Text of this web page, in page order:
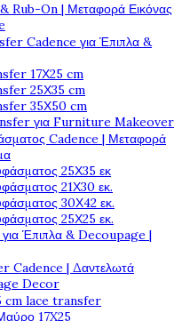
Rub-On | Μεταφορά Εικόνας
Cadence για Έπιπλα &
17Χ25 cm
25Χ35 cm
35Χ50 cm
για Furniture Makeover
Cadence | Μεταφορά
25Χ35 εκ
21Χ30 εκ.
30Χ42 εκ.
25Χ25 εκ.
Έπιπλα & Decoupage |
Cadence | Δαντελωτά
Decor
cm lace transfer
17X25